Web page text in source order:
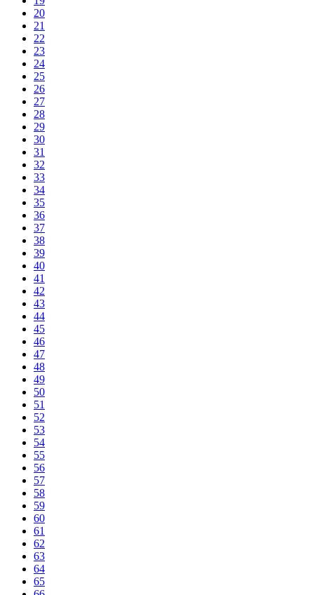
20
21
22
23
24
25
26
27
28
29
30
31
32
33
34
35
36
37
38
39
40
41
42
43
44
45
46
47
48
49
50
51
52
53
54
55
56
57
58
59
60
61
62
63
64
65